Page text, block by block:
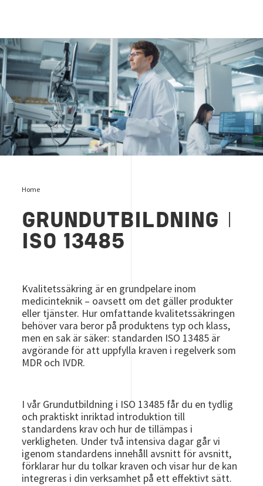
grundutbildning i iso 13485
Home
GRUNDUTBILDNING
ISO 13485
Kvalitetssäkring är en grundpelare inom
medicinteknik – oavsett om det gäller produkter
eller tjänster. Hur omfattande kvalitetssäkringen
behöver vara beror på produktens typ och klass,
men en sak är säker: standarden ISO 13485 är
avgörande för att uppfylla kraven i regelverk som
MDR och IVDR.
I vår Grundutbildning i ISO 13485 får du en tydlig
och praktiskt inriktad introduktion till
standardens krav och hur de tillämpas i
verkligheten. Under två intensiva dagar går vi
igenom standardens innehåll avsnitt för avsnitt,
förklarar hur du tolkar kraven och visar hur de kan
integreras i din verksamhet på ett effektivt sätt.